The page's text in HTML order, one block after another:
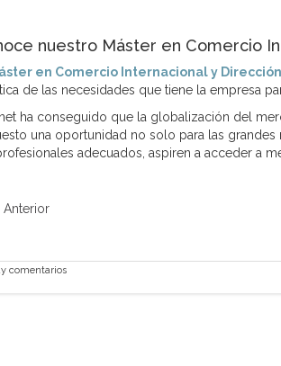
nuestro Máster en Comercio
en Comercio Internacional y
de las necesidades que tiene la empresa
ha conseguido que la globalización del
una oportunidad no solo para las
adecuados, aspiren a acceder a
Anterior
comentarios